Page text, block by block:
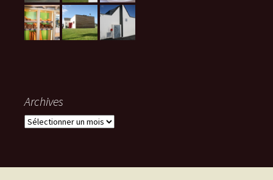
Archives
Archives